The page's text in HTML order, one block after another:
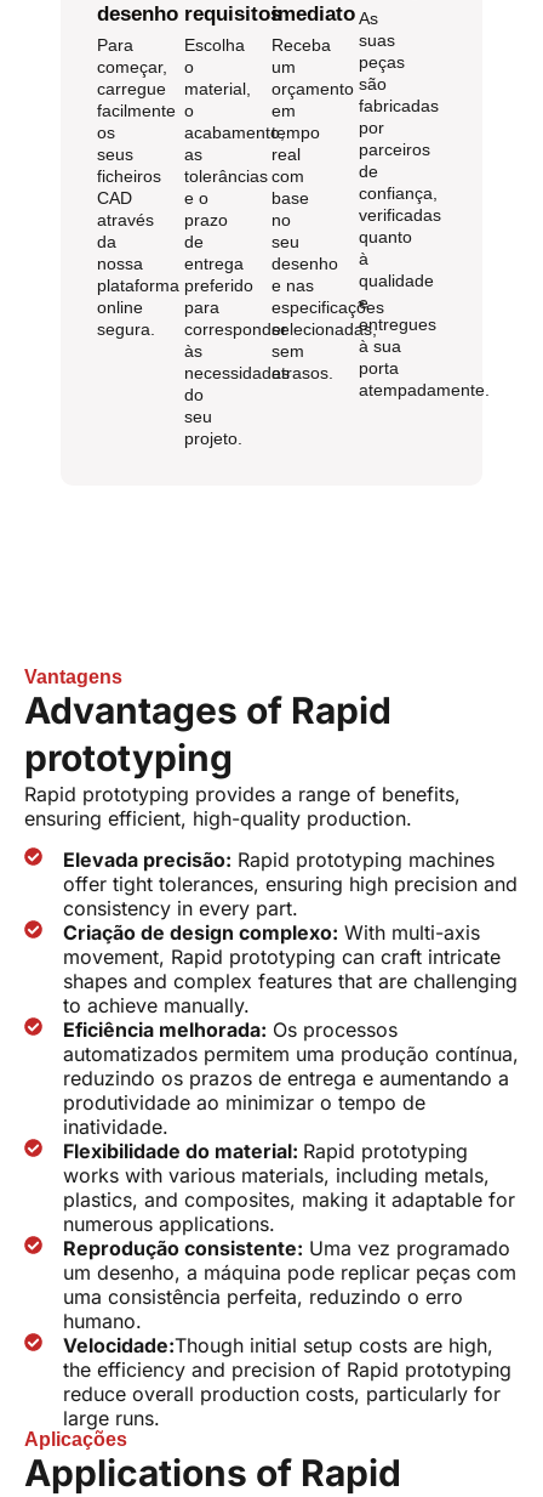
desenho
Para
começar,
carregue
facilmente
os
seus
ficheiros
CAD
através
da
nossa
plataforma
online
segura.
requisitos
Escolha
o
material,
o
acabamento,
as
tolerâncias
e o
prazo
de
entrega
preferido
para
corresponder
às
necessidades
do
seu
projeto.
imediato
Receba
um
orçamento
em
tempo
real
com
base
no
seu
desenho
e nas
especificações
selecionadas,
sem
atrasos.
As
suas
peças
são
fabricadas
por
parceiros
de
confiança,
verificadas
quanto
à
qualidade
e
entregues
à sua
porta
atempadamente.
Vantagens
Advantages of Rapid
prototyping
Rapid prototyping provides a range of benefits,
ensuring efficient, high-quality production.
Elevada precisão: Rapid prototyping machines
offer tight tolerances, ensuring high precision and
consistency in every part.
Criação de design complexo: With multi-axis
movement, Rapid prototyping can craft intricate
shapes and complex features that are challenging
to achieve manually.
Eficiência melhorada: Os processos
automatizados permitem uma produção contínua,
reduzindo os prazos de entrega e aumentando a
produtividade ao minimizar o tempo de
inatividade.
Flexibilidade do material: Rapid prototyping
works with various materials, including metals,
plastics, and composites, making it adaptable for
numerous applications.
Reprodução consistente: Uma vez programado
um desenho, a máquina pode replicar peças com
uma consistência perfeita, reduzindo o erro
humano.
Velocidade:Though initial setup costs are high,
the efficiency and precision of Rapid prototyping
reduce overall production costs, particularly for
large runs.
Aplicações
Applications of Rapid